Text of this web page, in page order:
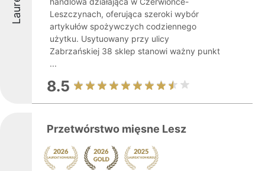
Leszczynach, oferująca szeroki wybór
artykułów spożywczych codziennego
użytku. Usytuowany przy ulicy
Zabrzańskiej 38 sklep stanowi ważny punkt
...
8.5
Przetwórstwo mięsne Lesz